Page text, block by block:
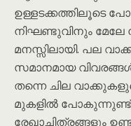
ഉള്ളടക്കത്തിലൂടെ
നിഘണ്ടുവിനും മേലേ
മനസ്സിലായി. പല
സമാനമായ
തന്നെ ചില
മുകളിൽ പോകുന്നുണ്ട്.
രേഖാചിത്രങ്ങളും